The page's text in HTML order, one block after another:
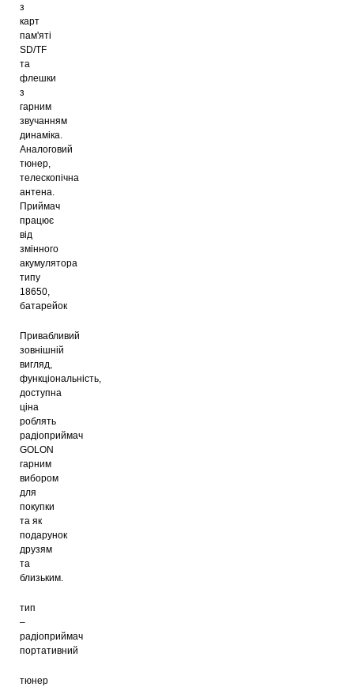
з
карт
пам'яті
SD/TF
та
флешки
з
гарним
звучанням
динаміка.
Аналоговий
тюнер,
телескопічна
антена.
Приймач
працює
від
змінного
акумулятора
типу
18650,
батарейок
Привабливий
зовнішній
вигляд,
функціональність,
доступна
ціна
роблять
радіоприймач
GOLON
гарним
вибором
для
покупки
та як
подарунок
друзям
та
близьким.
тип
–
радіоприймач
портативний
тюнер